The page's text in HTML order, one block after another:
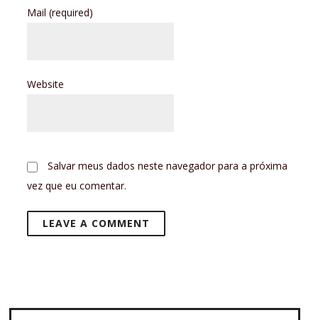
Mail(required)
Website
Salvar meus dados neste navegador para a próxima
vez que eu comentar.